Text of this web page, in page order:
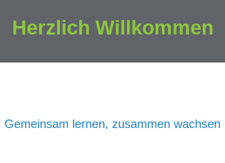
Herzlich Willkommen
Gemeinsam lernen, zusammen wachsen